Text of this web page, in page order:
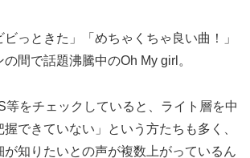
ビっときた」「めちゃくちゃ良い曲！」
間で話題沸騰中のOh My girl。
等をチェックしていると、ライト層を中
できていない」という方たちも多く、
が知りたいとの声が複数上がっているん